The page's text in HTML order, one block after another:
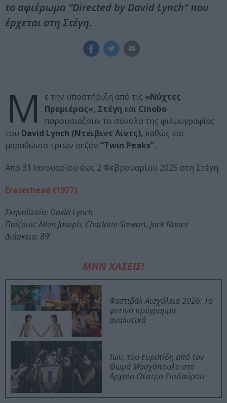
το αφιέρωμα “Directed by David Lynch” που
έρχεται στη Στέγη.
Μ ε την υποστήριξη από τις «Νύχτες
Πρεμιέρας», Στέγη και Cinobo
παρουσιάζουν το σύνολο της φιλμογραφίας
του David Lynch (Ντέιβιντ Λιντς), καθώς και
μαραθώνιο τριών σεζόν “Twin Peaks”.
Από 31 Ιανουαρίου έως 2 Φεβρουαρίου 2025 στη Στέγη.
Eraserhead (1977)
Σκηνοθεσία: David Lynch
Παίζουν: Allen Joseph, Charlotte Stewart, Jack Nance
Διάρκεια: 89’
ΜΗΝ ΧΑΣΕΙΣ!
Φεστιβάλ Αισχύλεια 2026: Το
φετινό πρόγραμμα
αναλυτικά
Ίων, του Ευριπίδη από τον
Θωμά Μοσχόπουλο στο
Αρχαίο Θέατρο Επιδαύρου